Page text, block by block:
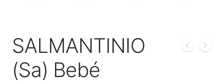
SALMANTINIO
(Sa) Bebé